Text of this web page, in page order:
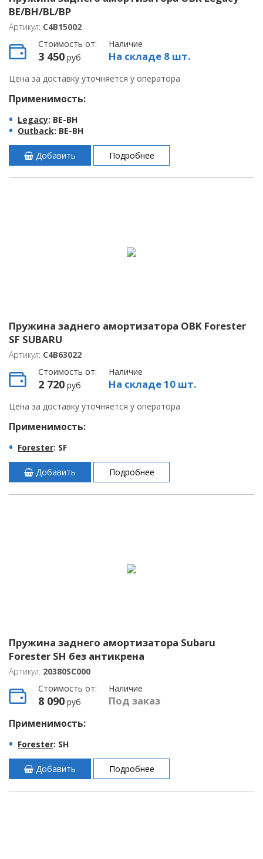
BE/BH/BL/BP
Артикул: C4B15002
Стоимость от:
3 450 руб
Наличие
На складе 8 шт.
Цена за доставку уточняется у оператора
Применимость:
Legacy: BE-BH
Outback: BE-BH
Добавить Подробнее
Пружина заднего амортизатора OBK Forester
SF SUBARU
Артикул: C4B63022
Стоимость от:
2 720 руб
Наличие
На складе 10 шт.
Цена за доставку уточняется у оператора
Применимость:
Forester: SF
Добавить Подробнее
Пружина заднего амортизатора Subaru
Forester SH без антикрена
Артикул: 20380SC000
Стоимость от:
8 090 руб
Наличие
Под заказ
Применимость:
Forester: SH
Добавить Подробнее